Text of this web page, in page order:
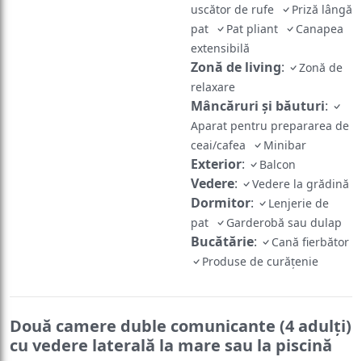
uscător de rufe
Priză lângă
pat
Pat pliant
Canapea
extensibilă
Zonă de living:
Zonă de
relaxare
Mâncăruri și băuturi:
Aparat pentru prepararea de
ceai/cafea
Minibar
Exterior: Balcon
Vedere: Vedere la grădină
Dormitor:
Lenjerie de
pat
Garderobă sau dulap
Bucătărie:
Cană fierbător
Produse de curățenie
Două camere duble comunicante (4 adulţi)
cu vedere laterală la mare sau la piscină